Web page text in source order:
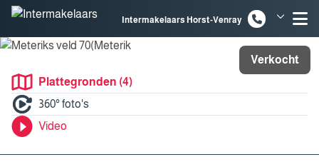
Spring naar inhoud
Intermakelaars Horst-Venray
Intermakelaars Venlo
Verkocht
Plattegronden (4)
360° foto's
Video